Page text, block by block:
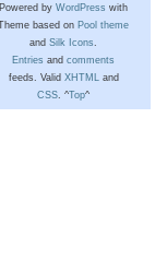
Powered by WordPress with
based on Pool theme
and Silk Icons.
Entries and comments
feeds. Valid XHTMLand
CSS. ^Top^